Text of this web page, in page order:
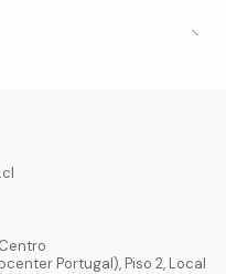
Portugal), Piso 2, Local